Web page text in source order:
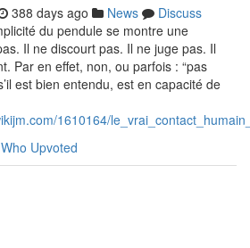
388 days ago News
Discuss
du pendule se montre une
Il ne discourt pas. Il ne juge pas. Il
Par en effet, non, ou parfois : “pas
est bien entendu, est en capacité de
1610164/
Who Upvoted